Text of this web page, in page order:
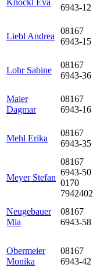
Knöckl Eva
6943-12
Liebl Andrea
08167
6943-15
Lohr Sabine
08167
6943-36
Maier
Dagmar
08167
6943-16
Mehl Erika
08167
6943-35
Meyer Stefan
08167
6943-50
0170
7942402
Neugebauer
Mia
08167
6943-58
Obermeier
Monika
08167
6943-42